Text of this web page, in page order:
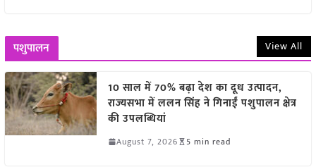
पशुपालन View All
10 साल में 70% बढ़ा देश का दूध उत्पादन,
राज्यसभा में ललन सिंह ने गिनाईं पशुपालन क्षेत्र
की उपलब्धियां
August 7, 2026 5 min read